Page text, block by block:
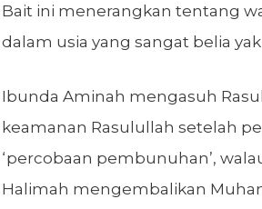
Bait ini menerangkan tentang
dalam usia yang sangat belia
Ibunda Aminah mengasuh
keamanan Rasulullah setelah
‘percobaan pembunuhan’,
Halimah mengembalikan